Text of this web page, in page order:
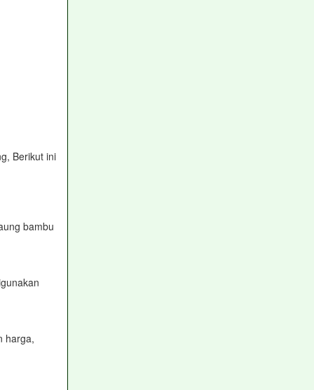
Berikut ini
bambu
harga,